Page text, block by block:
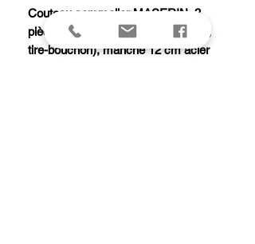
Couteau sommelier MASERIN, 3
pièces (lame coupe-capsule, levier,
tire-bouchon), manche 12 cm acier